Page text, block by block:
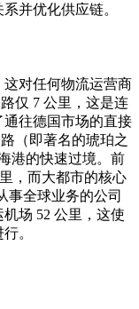
并优化供应链。
对任何物流运营商
仅 7 公里，这是连
往德国市场的直接
（即著名的琥珀之
港的快速过境。前
，而大都市的核心
事全球业务的公司
场 52 公里，这使
。